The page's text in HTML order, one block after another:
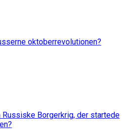
oktoberrevolutionen?
Borgerkrig, der startede